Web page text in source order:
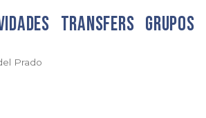
TRANSFERS GRUPOS
Prado